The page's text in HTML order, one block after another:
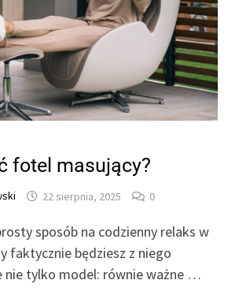
fotel masujący?
22 sierpnia, 2025 0
sposób na codzienny relaks w
faktycznie będziesz z niego
nie tylko model: równie ważne …